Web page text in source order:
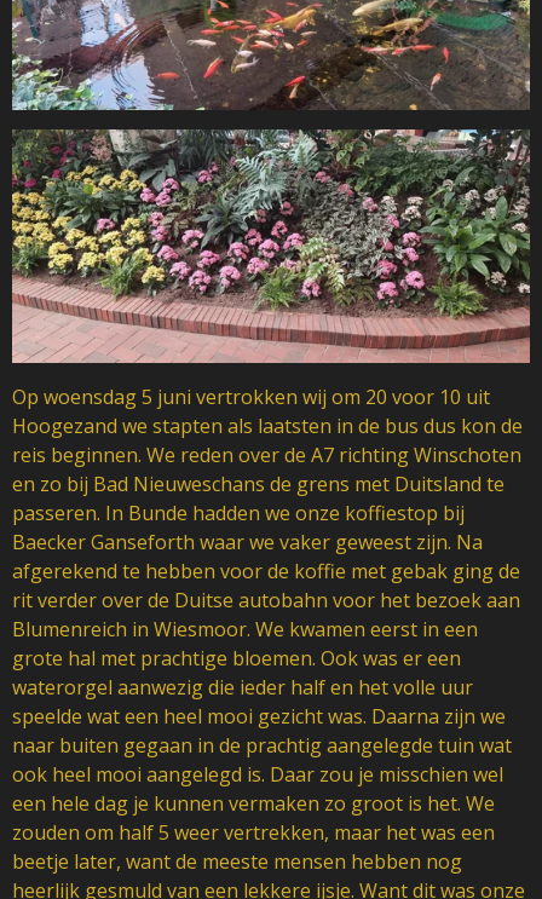
Op woensdag 5 juni vertrokken wij om 20 voor 10 uit
Hoogezand we stapten als laatsten in de bus dus kon de
reis beginnen. We reden over de A7 richting Winschoten
en zo bij Bad Nieuweschans de grens met Duitsland te
passeren. In Bunde hadden we onze koffiestop bij
Baecker Ganseforth waar we vaker geweest zijn. Na
afgerekend te hebben voor de koffie met gebak ging de
rit verder over de Duitse autobahn voor het bezoek aan
Blumenreich in Wiesmoor. We kwamen eerst in een
grote hal met prachtige bloemen. Ook was er een
waterorgel aanwezig die ieder half en het volle uur
speelde wat een heel mooi gezicht was. Daarna zijn we
naar buiten gegaan in de prachtig aangelegde tuin wat
ook heel mooi aangelegd is. Daar zou je misschien wel
een hele dag je kunnen vermaken zo groot is het. We
zouden om half 5 weer vertrekken, maar het was een
beetje later, want de meeste mensen hebben nog
heerlijk gesmuld van een lekkere ijsje. Want dit was onze